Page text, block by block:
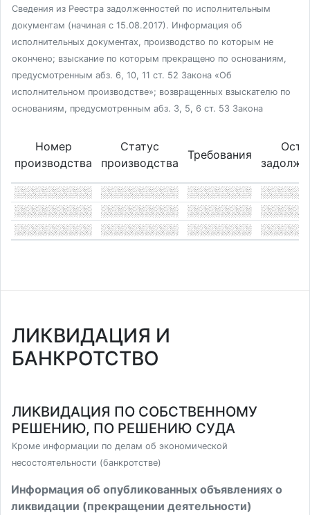
Сведения из Реестра задолженностей по исполнительным
документам (начиная с 15.08.2017). Информация об
исполнительных документах, производство по которым не
окончено; взыскание по которым прекращено по основаниям,
предусмотренным абз. 6, 10, 11 ст. 52 Закона «Об
исполнительном производстве»; возвращенных взыскателю по
основаниям, предусмотренным абз. 3, 5, 6 ст. 53 Закона
Номер
производства
Статус
производства
Требования
ЛИКВИДАЦИЯ И
БАНКРОТСТВО
ЛИКВИДАЦИЯ ПО СОБСТВЕННОМУ
РЕШЕНИЮ, ПО РЕШЕНИЮ СУДА
Кроме информации по делам об экономической
несостоятельности (банкротстве)
Информация об опубликованных объявлениях о
ликвидации (прекращении деятельности)